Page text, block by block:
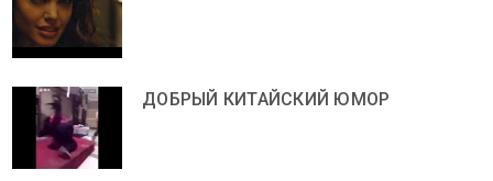
ДОБРЫЙ КИТАЙСКИЙ ЮМОР